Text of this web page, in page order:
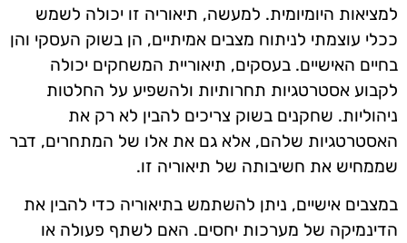
למציאות היומיומית. למעשה, תיאוריה זו יכולה לשמש
ככלי עוצמתי לניתוח מצבים אמיתיים, הן בשוק העסקי והן
בחיים האישיים. בעסקים, תיאוריית המשחקים יכולה
לקבוע אסטרטגיות תחרותיות ולהשפיע על החלטות
ניהוליות. שחקנים בשוק צריכים להבין לא רק את
האסטרטגיות שלהם, אלא גם את אלו של המתחרים, דבר
שממחיש את חשיבותה של תיאוריה זו.
במצבים אישיים, ניתן להשתמש בתיאוריה כדי להבין את
הדינמיקה של מערכות יחסים. האם לשתף פעולה או